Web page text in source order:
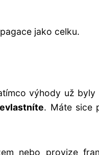
jako celku.
výhody už byly
. Máte sice
nebo provize